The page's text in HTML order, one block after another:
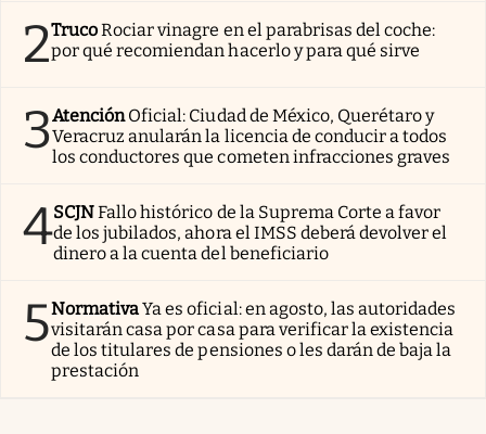
2TrucoRociar vinagre en el parabrisas del coche:
por qué recomiendan hacerlo y para qué sirve
3AtenciónOficial: Ciudad de México, Querétaro y
Veracruz anularán la licencia de conducir a todos
los conductores que cometen infracciones graves
4SCJNFallo histórico de la Suprema Corte a favor
de los jubilados, ahora el IMSS deberá devolver el
dinero a la cuenta del beneficiario
5NormativaYa es oficial: en agosto, las autoridades
visitarán casa por casa para verificar la existencia
de los titulares de pensiones o les darán de baja la
prestación